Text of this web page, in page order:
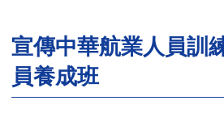
宣傳中華航業人員訓
員養成班